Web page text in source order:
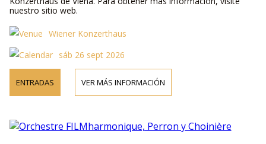
nuestro sitio web.
Wiener Konzerthaus
sáb 26 sept 2026
ENTRADAS VER MÁS INFORMACIÓN